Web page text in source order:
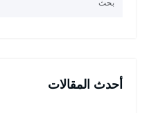
أحدث المقالات